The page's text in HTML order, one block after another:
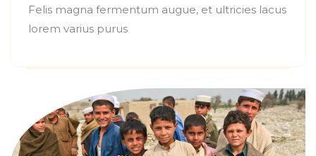
Felis magna fermentum augue, et ultricies lacus
lorem varius purus